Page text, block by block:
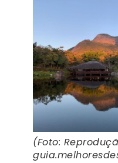
(Foto: